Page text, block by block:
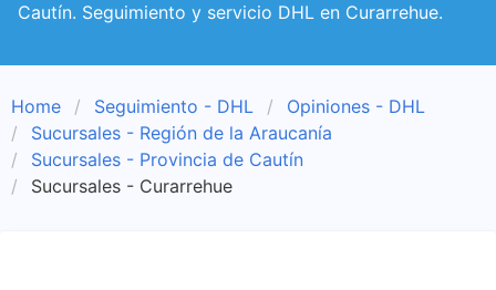
Cautín. Seguimiento y servicio DHL en Curarrehue.
Home Seguimiento - DHL
Opiniones - DHL
Sucursales - Región de la Araucanía
Sucursales - Provincia de Cautín
Sucursales - Curarrehue